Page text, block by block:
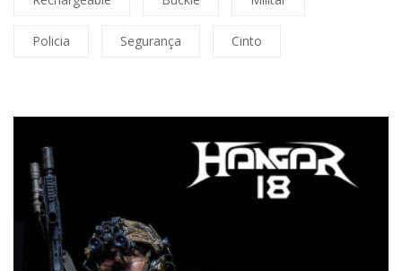
Policia Segurança Cinto